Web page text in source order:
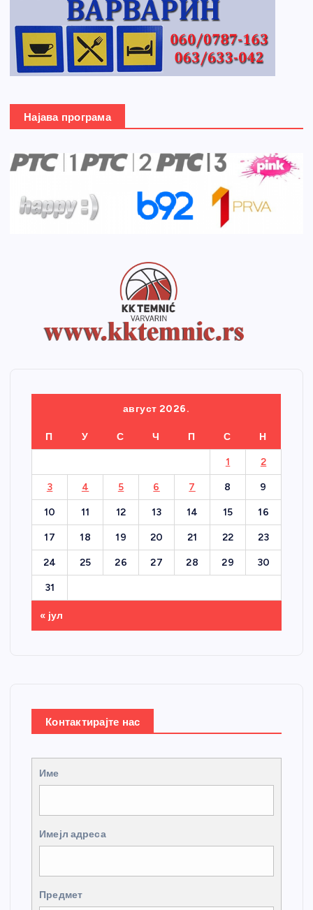
Најава програма
август 2026.
П У С Ч П С Н
1 2
3 4 5 6 7 8 9
10 11 12 13 14 15 16
17 18 19 20 21 22 23
24 25 26 27 28 29 30
31
« јул
Контактирајте нас
Име
Имејл адреса
Предмет